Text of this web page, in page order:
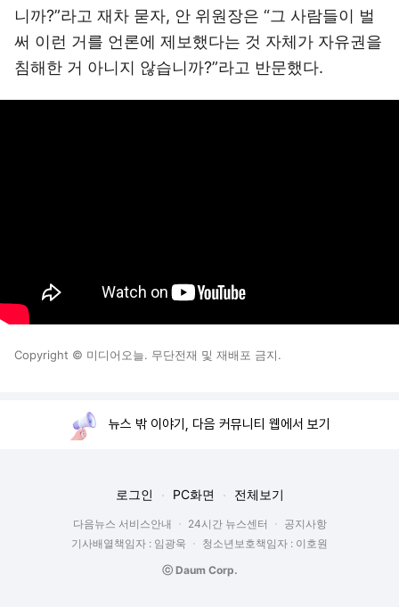
니까?”라고 재차 묻자, 안 위원장은 “그 사람들이 벌
써 이런 거를 언론에 제보했다는 것 자체가 자유권을
침해한 거 아니지 않습니까?”라고 반문했다.
Copyright © 미디어오늘. 무단전재 및 재배포 금지.
뉴스 밖 이야기, 다음 커뮤니티 웹에서 보기
로그인 PC화면 전체보기
다음뉴스 서비스안내 24시간 뉴스센터
공지사항
기사배열책임자 : 임광욱
청소년보호책임자 : 이호원
ⓒ Daum Corp.